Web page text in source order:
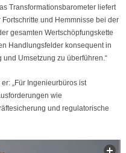
Transformationsbarometer liefert
und Hemmnisse bei der
gesamten Wertschöpfungskette
Handlungsfelder konsequent in
Umsetzung zu überführen.“
„Für Ingenieurbüros ist
wie
und regulatorische